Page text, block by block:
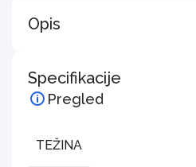
Opis
Specifikacije
Pregled
TEŽINA